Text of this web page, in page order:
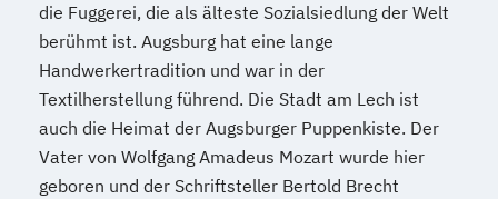
die Fuggerei, die als älteste Sozialsiedlung der Welt
berühmt ist. Augsburg hat eine lange
Handwerkertradition und war in der
Textilherstellung führend. Die Stadt am Lech ist
auch die Heimat der Augsburger Puppenkiste. Der
Vater von Wolfgang Amadeus Mozart wurde hier
geboren und der Schriftsteller Bertold Brecht